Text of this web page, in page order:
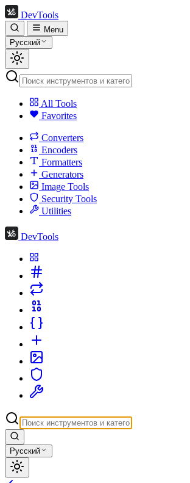
DevTools
Menu
Русский
All Tools
Favorites
Converters
Encoders
Formatters
Generators
Image Tools
Security Tools
Utilities
DevTools
Русский